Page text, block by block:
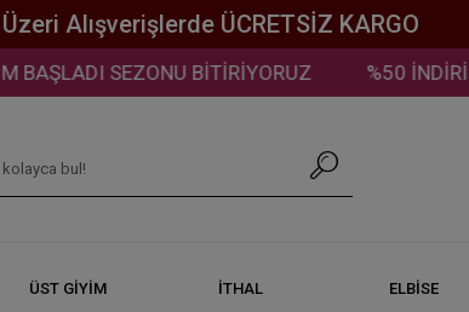
Alışverişlerde ÜCRETSİZ KARGO
BİTİRİYORUZ %50 İNDİRİM BAŞLADI
ÜST GİYİM İTHAL ELBİSE